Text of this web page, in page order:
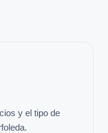
y el tipo de